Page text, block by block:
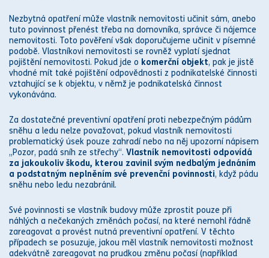
Nezbytná opatření může vlastník nemovitosti učinit sám, anebo
tuto povinnost přenést třeba na domovníka, správce či nájemce
nemovitosti. Toto pověření však doporučujeme učinit v písemné
podobě. Vlastníkovi nemovitosti se rovněž vyplatí sjednat
pojištění nemovitosti. Pokud jde o komerční objekt, pak je jistě
vhodné mít také pojištění odpovědnosti z podnikatelské činnosti
vztahující se k objektu, v němž je podnikatelská činnost
vykonávána.
Za dostatečné preventivní opatření proti nebezpečným pádům
sněhu a ledu nelze považovat, pokud vlastník nemovitosti
problematický úsek pouze zahradí nebo na něj upozorní nápisem
„Pozor, padá sníh ze střechy“. Vlastník nemovitosti odpovídá
za jakoukoliv škodu, kterou zavinil svým nedbalým jednáním
a podstatným neplněním své prevenční povinnosti, když pádu
sněhu nebo ledu nezabránil.
Své povinnosti se vlastník budovy může zprostit pouze při
náhlých a nečekaných změnách počasí, na které nemohl řádně
zareagovat a provést nutná preventivní opatření. V těchto
případech se posuzuje, jakou měl vlastník nemovitosti možnost
adekvátně zareagovat na prudkou změnu počasí (například